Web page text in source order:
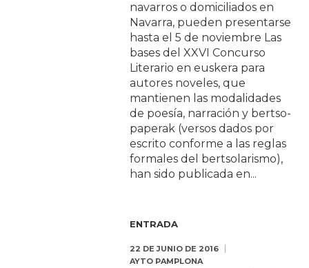
navarros o domiciliados en
Navarra, pueden presentarse
hasta el 5 de noviembre Las
bases del XXVI Concurso
Literario en euskera para
autores noveles, que
mantienen las modalidades
de poesía, narración y bertso-
paperak (versos dados por
escrito conforme a las reglas
formales del bertsolarismo),
han sido publicada en...
ENTRADA
22 DE JUNIO DE 2016
AYTO PAMPLONA